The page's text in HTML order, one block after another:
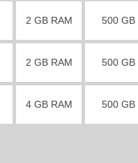
2 GB RAM 500 GB
2 GB RAM 500 GB
4 GB RAM 500 GB